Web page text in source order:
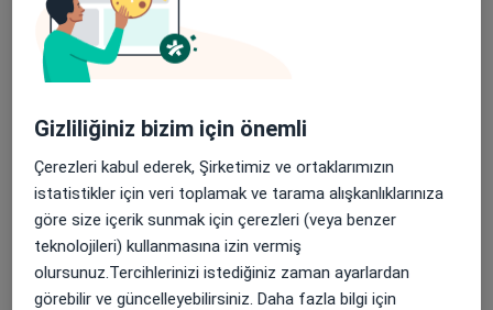
Anti VEGF , İntravitreal Enjeksiyon Tedavileri
Blefaroplasti
Botoks
Botulinum Toksini Enjeksiyonu
Crosslinking
Diabetik retinopati
Gizliliğiniz bizim için önemli
Çerezleri kabul ederek, Şirketimiz ve ortaklarımızın
istatistikler için veri toplamak ve tarama alışkanlıklarınıza
göre size içerik sunmak için çerezleri (veya benzer
teknolojileri) kullanmasına izin vermiş
olursunuz.Tercihlerinizi istediğiniz zaman ayarlardan
görebilir ve güncelleyebilirsiniz. Daha fazla bilgi için